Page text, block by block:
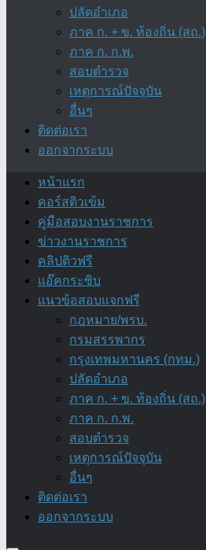
ปลัดอำเภอ
ภาค ก. + ข. ท้องถิ่น (สถ.)
ภาค ก. ก.พ.
สอบตำรวจ
เหตุการณ์ปัจจุบัน
อื่นๆ
ติดต่อเรา
ออกจากระบบ
หน้าแรก
คอร์สติวเข้ม
คู่มือสอบงานราชการ
ข่าวงานราชการ
คลิปติวฟรี
แอ๊คกระซิบ
แนวข้อสอบแจกฟรี
กฎหมาย/พรบ.
กรมสรรพากร
กรุงเทพมหานคร (กทม.)
ปลัดอำเภอ
ภาค ก. + ข. ท้องถิ่น (สถ.)
ภาค ก. ก.พ.
สอบตำรวจ
เหตุการณ์ปัจจุบัน
อื่นๆ
ติดต่อเรา
ออกจากระบบ